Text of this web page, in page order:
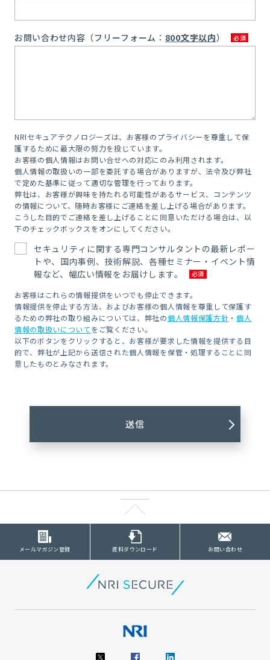
お問い合わせ内容（フリーフォーム： 800文字以内）
NRIセキュアテクノロジーズは、お客様のプライバシーを尊重して保
護するために最大限の努力を投じています。
お客様の個人情報はお問い合せへの対応にのみ利用されます。
個人情報の取扱いの一部を委託する場合がありますが、法令及び弊社
で定めた基準に従って適切な管理を行っております。
弊社は、お客様が興味を持たれる可能性があるサービス、コンテンツ
の情報について、随時お客様にご連絡を差し上げる場合があります。
こうした目的でご連絡を差し上げることに同意いただける場合は、以
下のチェックボックスをオンにしてください。
セキュリティに関する専門コンサルタントの最新レポー
トや、国内事例、技術解説、各種セミナー・イベント情
報など、幅広い情報をお届けします。
お客様はこれらの情報提供をいつでも停止できます。
情報提供を停止する方法、およびお客様の個人情報を尊重して保護す
るための弊社の取り組みについては、弊社の個人情報保護方針 ・個人
情報の取扱いについてをご覧ください。
以下のボタンをクリックすると、お客様が要求した情報を提供する目
的で、弊社が上記から送信された個人情報を保管・処理することに同
意したものとみなされます。
メールマガジン登録 資料ダウンロード お問い合わせ